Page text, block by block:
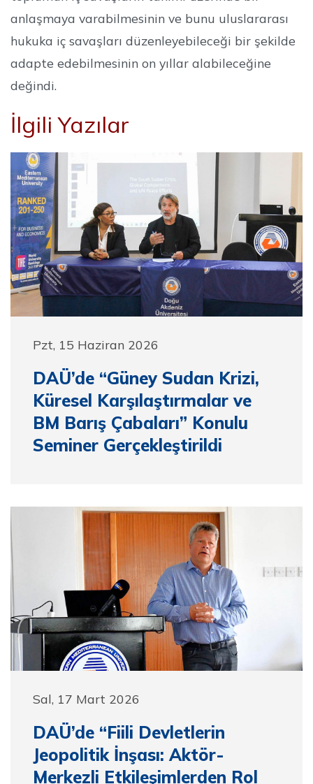
anlaşmaya varabilmesinin ve bunu uluslararası
hukuka iç savaşları düzenleyebileceği bir şekilde
adapte edebilmesinin on yıllar alabileceğine
değindi.
İlgili Yazılar
Pzt, 15 Haziran 2026
DAÜ’de “Güney Sudan Krizi,
Küresel Karşılaştırmalar ve
BM Barış Çabaları” Konulu
Seminer Gerçekleştirildi
Sal, 17 Mart 2026
DAÜ’de “Fiili Devletlerin
Jeopolitik İnşası: Aktör-
Merkezli Etkileşimlerden Rol